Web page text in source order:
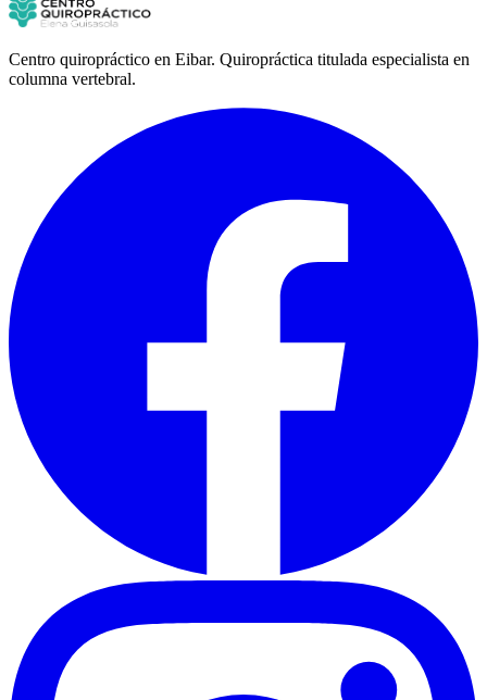
Centro quiropráctico en Eibar. Quiropráctica titulada especialista en
columna vertebral.